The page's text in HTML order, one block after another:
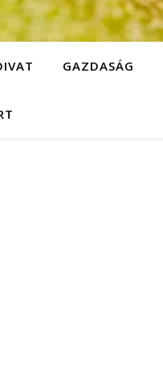
GAZDASÁG